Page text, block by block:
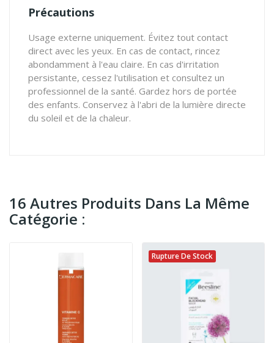
Précautions
Usage externe uniquement. Évitez tout contact
direct avec les yeux. En cas de contact, rincez
abondamment à l'eau claire. En cas d'irritation
persistante, cessez l'utilisation et consultez un
professionnel de la santé. Gardez hors de portée
des enfants. Conservez à l'abri de la lumière directe
du soleil et de la chaleur.
16 Autres Produits Dans La Même
Catégorie :
Rupture De Stock